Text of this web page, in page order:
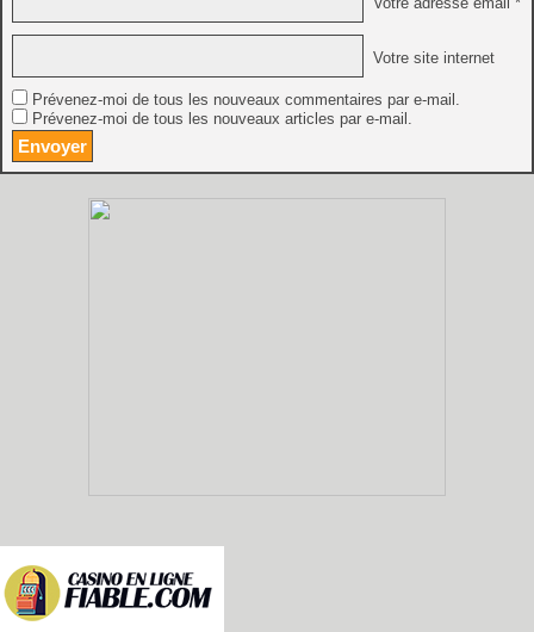
Votre site internet
Prévenez-moi de tous les nouveaux commentaires par e-mail.
Prévenez-moi de tous les nouveaux articles par e-mail.